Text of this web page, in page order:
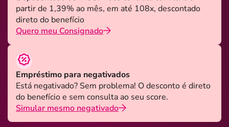
partir de 1,39% ao mês, em até 108x, descontado
direto do benefício
Quero meu Consignado
Empréstimo para negativados
Está negativado? Sem problema! O desconto é direto
do benefício e sem consulta ao seu score.
Simular mesmo negativado